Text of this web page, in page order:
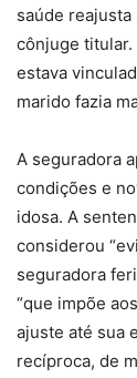
saúde
cônjuge titular.
estava
marido fazia
A seguradora
condições e
idosa. A
considerou
seguradora
“que impõe
ajuste até sua
recíproca, de